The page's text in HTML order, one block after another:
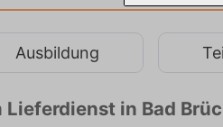
Ausbildung
in Bad